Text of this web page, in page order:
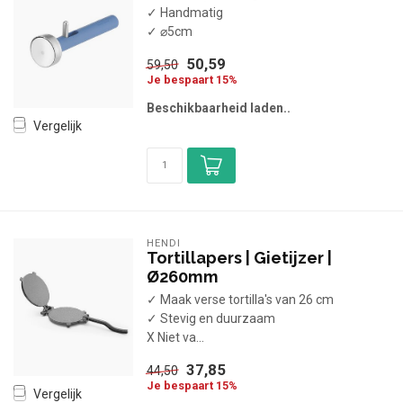
Vergelijk
✓ Handmatig
✓ ⌀5cm
59,50 50,59
Je bespaart 15%
Beschikbaarheid laden..
Vergelijk
HENDI
Tortillapers | Gietijzer |
Ø260mm
✓ Maak verse tortilla's van 26 cm
✓ Stevig en duurzaam
X Niet va...
44,50 37,85
Je bespaart 15%